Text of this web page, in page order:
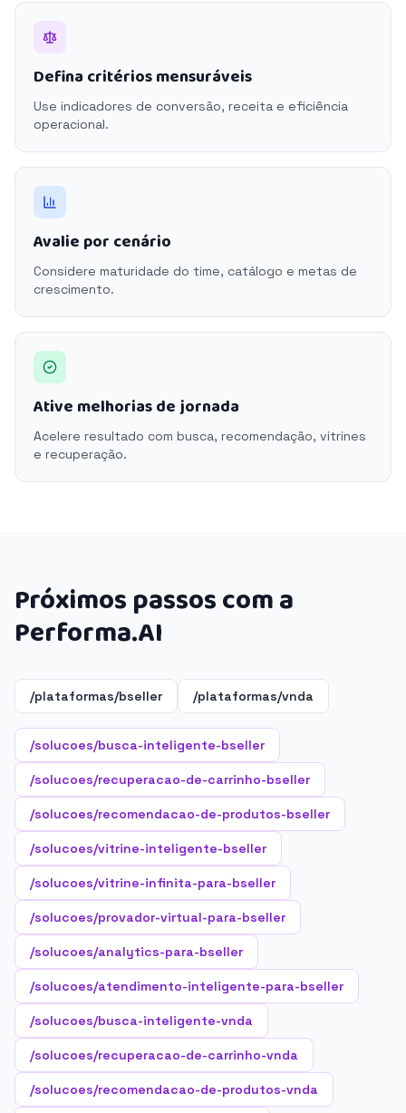
Defina critérios mensuráveis
Use indicadores de conversão, receita e eficiência
operacional.
Avalie por cenário
Considere maturidade do time, catálogo e metas de
crescimento.
Ative melhorias de jornada
Acelere resultado com busca, recomendação, vitrines
e recuperação.
Próximos passos com a
Performa.AI
/plataformas/bseller /plataformas/vnda
/solucoes/busca-inteligente-bseller
/solucoes/recuperacao-de-carrinho-bseller
/solucoes/recomendacao-de-produtos-bseller
/solucoes/vitrine-inteligente-bseller
/solucoes/vitrine-infinita-para-bseller
/solucoes/provador-virtual-para-bseller
/solucoes/analytics-para-bseller
/solucoes/atendimento-inteligente-para-bseller
/solucoes/busca-inteligente-vnda
/solucoes/recuperacao-de-carrinho-vnda
/solucoes/recomendacao-de-produtos-vnda